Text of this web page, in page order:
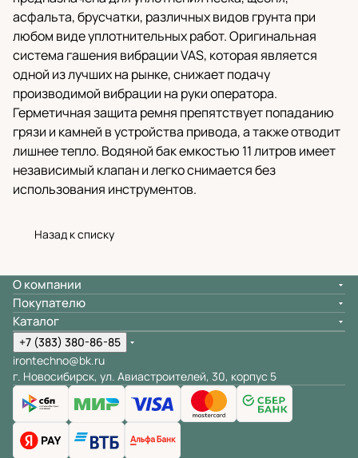
асфальта, брусчатки, различных видов грунта при
любом виде уплотнительных работ. Оригинальная
система гашения вибрации VAS, которая является
одной из лучших на рынке, снижает подачу
производимой вибрации на руки оператора.
Герметичная защита ремня препятствует попаданию
грязи и камней в устройства привода, а также отводит
лишнее тепло. Водяной бак емкостью 11 литров имеет
независимый клапан и легко снимается без
использования инструментов.
Назад к списку
О компании
Покупателю
Каталог
+7 (383) 380-86-85
irontechno@bk.ru
г. Новосибирск, ул. Авиастроителей, 30, корпус 5